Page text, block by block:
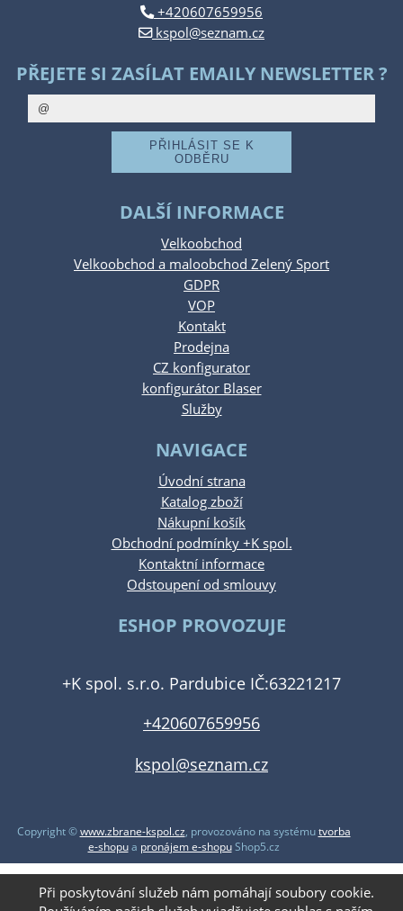
+420607659956
kspol@seznam.cz
PŘEJETE SI ZASÍLAT EMAILY NEWSLETTER ?
DALŠÍ INFORMACE
Velkoobchod
Velkoobchod a maloobchod Zelený Sport
GDPR
VOP
Kontakt
Prodejna
CZ konfigurator
konfigurátor Blaser
Služby
NAVIGACE
Úvodní strana
Katalog zboží
Nákupní košík
Obchodní podmínky +K spol.
Kontaktní informace
Odstoupení od smlouvy
ESHOP PROVOZUJE
+K spol. s.r.o. Pardubice IČ:63221217
+420607659956
kspol@seznam.cz
Copyright ©www.zbrane-kspol.cz, provozováno na systémutvorba
e-shopua pronájem e-shopuShop5.cz
Při poskytování služeb nám pomáhají soubory cookie.